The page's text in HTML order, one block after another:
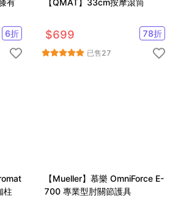
有
6折
【QMAT】33cm按摩滾筒
$699 78折
已售27
柱
【Mueller】慕樂 OmniForce E-
700 專業型肘關節護具